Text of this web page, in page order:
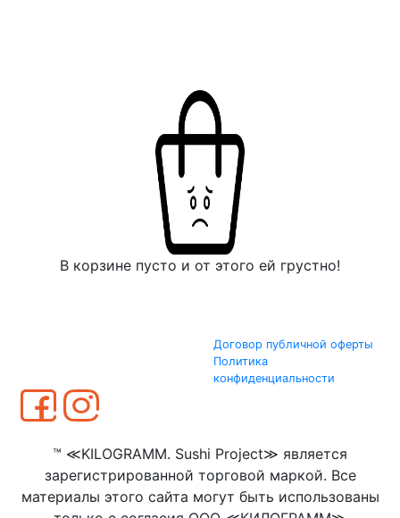
В корзине пусто и от этого ей грустно!
Договор публичной оферты
Политика
конфиденциальности
™ ≪KILOGRAMM. Sushi Project≫ является
зарегистрированной торговой маркой. Все
материалы этого сайта могут быть использованы